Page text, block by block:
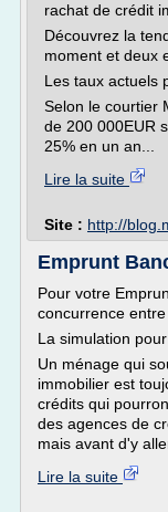
rachat de crédit
Découvrez la
moment et deux
Les taux actuels
Selon le courtier
de 200 000EUR
25% en un an...
Lire la suite
Site : http://
Emprunt
Pour votre
concurrence entre
La simulation
Un ménage qui
immobilier est
crédits qui
des agences de
mais avant d'y
Lire la suite